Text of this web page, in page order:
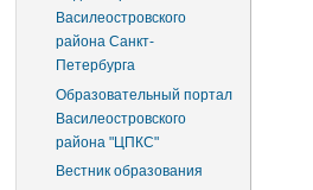
Василеостровского
района Санкт-
Петербурга
Образовательный портал
Василеостровского
района "ЦПКС"
Вестник образования